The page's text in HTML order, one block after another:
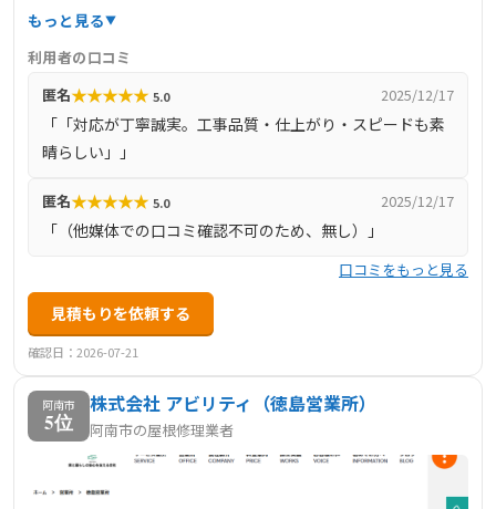
き替え・漆喰詰め直し・雨漏り補修・板金工事など幅広い
診断士の有資格者が在籍。施工実績や施工の流れはウェブ
サイトの事例紹介ページにて随時更新されています。地域
に愛される技術と対応力で、地元住宅の屋根を次世代まで
守ります。
もっと見る
利用者の口コミ
匿名★★★★★ 5.0 2025/12/17
「「対応が丁寧誠実。工事品質・仕上がり・スピードも素
晴らしい」」
匿名★★★★★ 5.0 2025/12/17
「（他媒体での口コミ確認不可のため、無し）」
口コミをもっと見る
見積もりを依頼する
確認日：2026-07-21
阿南市
5位
株式会社 アビリティ（徳島営業所）
阿南市の屋根修理業者